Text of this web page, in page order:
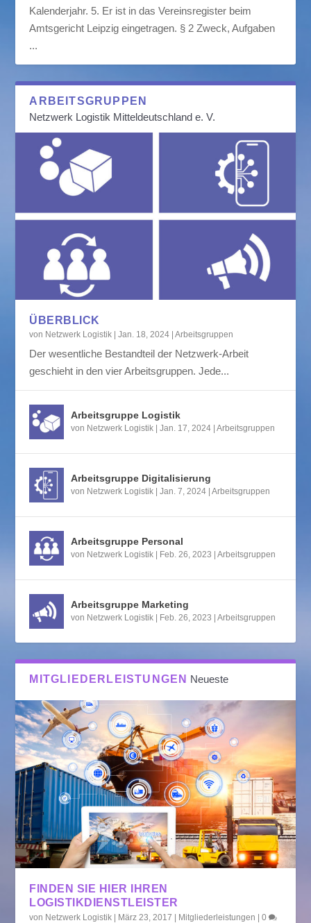
Kalenderjahr. 5. Er ist in das Vereinsregister beim
Amtsgericht Leipzig eingetragen. § 2 Zweck, Aufgaben
...
ARBEITSGRUPPEN
Netzwerk Logistik Mitteldeutschland e. V.
ÜBERBLICK
von Netzwerk Logistik |Jan. 18, 2024 |Arbeitsgruppen
Der wesentliche Bestandteil der Netzwerk-Arbeit
geschieht in den vier Arbeitsgruppen. Jede...
Arbeitsgruppe Logistik
von Netzwerk Logistik |Jan. 17, 2024 |Arbeitsgruppen
Arbeitsgruppe Digitalisierung
von Netzwerk Logistik |Jan. 7, 2024 |Arbeitsgruppen
Arbeitsgruppe Personal
von Netzwerk Logistik Feb. 26, 2023 |Arbeitsgruppen
Arbeitsgruppe Marketing
von Netzwerk Logistik Feb. 26, 2023 |Arbeitsgruppen
MITGLIEDERLEISTUNGEN Neueste
FINDEN SIE HIER IHREN
LOGISTIKDIENSTLEISTER
von Netzwerk Logistik März 23, 2017 Mitgliederleistungen |0